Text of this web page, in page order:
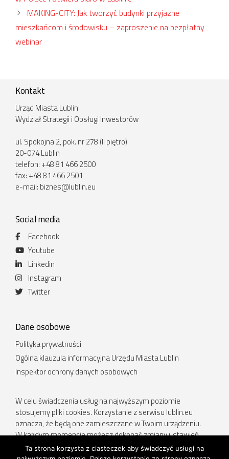
MAKING-CITY: Jak tworzyć budynki przyjazne
mieszkańcom i środowisku – zaproszenie na bezpłatny
webinar
Kontakt
Urząd Miasta Lublin
Wydział Strategii i Obsługi Inwestorów
ul. Spokojna 2, pok. nr 278 (II piętro)
20-074 Lublin
telefon: +48 81 466 2500
fax: +48 81 466 2501
e-mail: biznes@lublin.eu
Social media
Facebook
Youtube
Linkedin
Instagram
Twitter
Dane osobowe
Polityka prywatności
Ogólna klauzula informacyjna Urzędu Miasta Lublin
Inspektor ochrony danych osobowych
W celu świadczenia usług na najwyższym poziomie
stosujemy pliki cookies. Korzystanie z serwisu lublin.eu
oznacza, że będą one zamieszczane w Twoim urządzeniu.
W każdym momencie możesz dokonać zmiany ustawień
Twojej przeglądarki. Więcej informacji w Polityce prywatności.
Ta strona korzysta z ciasteczek aby świadczyć usługi na